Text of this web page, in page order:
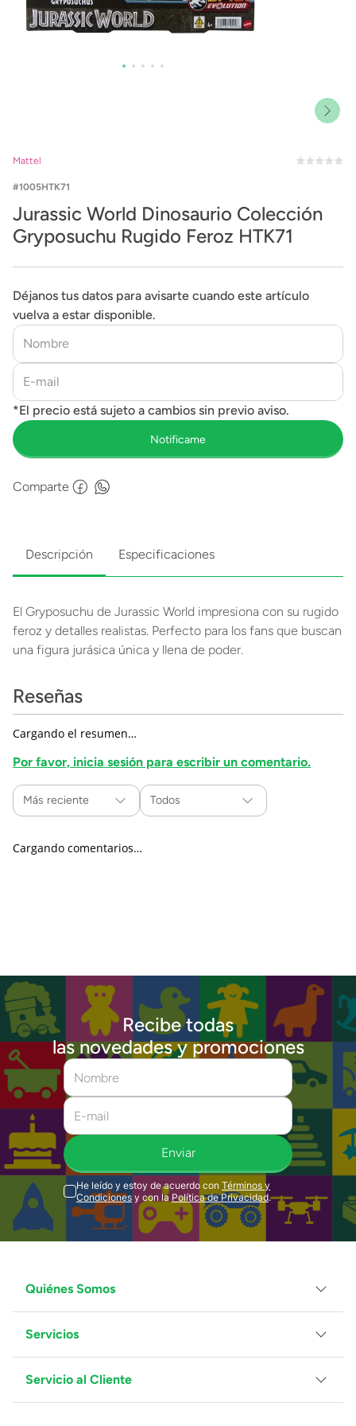
Mattel
1005HTK71
Jurassic World Dinosaurio Colección
Gryposuchu Rugido Feroz HTK71
Déjanos tus datos para avisarte cuando este artículo
vuelva a estar disponible.
Comparte
Descripción Especificaciones
El Gryposuchu de Jurassic World impresiona con su rugido
feroz y detalles realistas. Perfecto para los fans que buscan
una figura jurásica única y llena de poder.
Reseñas
Cargando el resumen…
Por favor, inicia sesión para escribir un comentario.
Más reciente Todos
Cargando comentarios…
Recibe todas
las novedades y promociones
Enviar
He leído y estoy de acuerdo con Términos y
Condiciones y con la Política de Privacidad.
Quiénes Somos
Grupo Juguetron
Localiza tu tienda
Blog
Servicios
Facturación
Proveedores
Servicio al Cliente